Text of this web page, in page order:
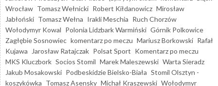
Wrocław Tomasz Wełnicki Robert Kiłdanowicz Mirosław
Jabłoński Tomasz Wełna Irakli Meschia Ruch Chorzów
Wołodymyr Kowal Polonia Lidzbark Warmiński Górnik Polkowice
Zagłębie Sosnowiec komentarz po meczu Mariusz Borkowski Rafał
Kujawa
Jarosław Ratajczak Polsat Sport Komentarz po meczu
MKS Kluczbork Socios Stomil Marek Maleszewski Warta Sieradz
Jakub Mosakowski Podbeskidzie Bielsko-Biała Stomil Olsztyn -
koszykówka Tomasz Asensky Michał Kraszewski Wołodymyr